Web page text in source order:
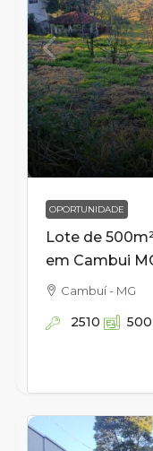
OPORTUNIDADE
Lote de
em Cambui
Cambuí - MG
2510 500